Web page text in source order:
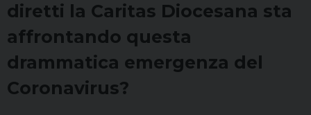
diretti la Caritas Diocesana sta
affrontando questa
drammatica emergenza del
Coronavirus?